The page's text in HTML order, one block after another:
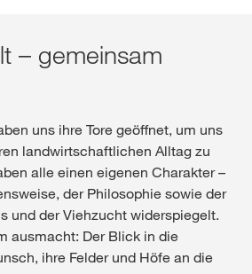
– gemeinsam
uns ihre Tore geöffnet, um uns
landwirtschaftlichen Alltag zu
alle einen eigenen Charakter –
der Philosophie sowie der
und der Viehzucht widerspiegelt.
ausmacht: Der Blick in die
ihre Felder und Höfe an die